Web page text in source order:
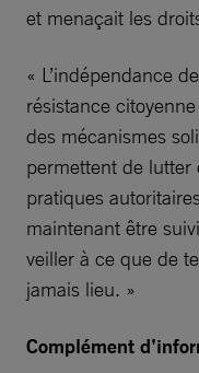
et menaçait les
« L’indépendance
résistance
des mécanismes
permettent de lutter
pratiques
maintenant être
veiller à ce que de
jamais lieu. »
Complément